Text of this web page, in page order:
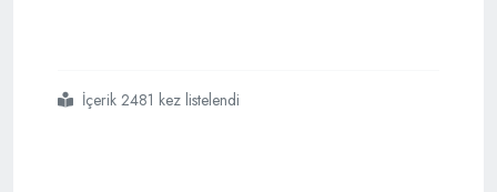
#yeni
#koronavirüs
#varyantının
#ismi
#belli
#oldu
#omicron
İçerik 2481 kez listelendi